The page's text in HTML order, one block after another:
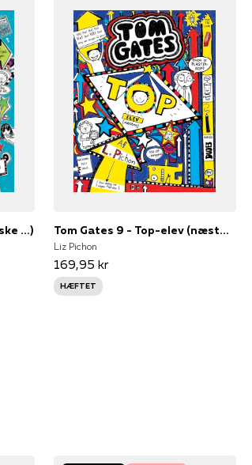
...) Tom Gates 9 - Top-elev (næsten)
Liz Pichon
169,95 kr
HÆFTET